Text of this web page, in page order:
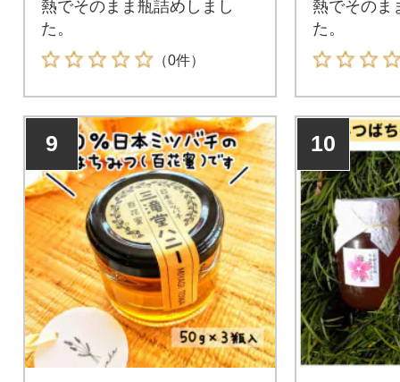
熱でそのまま瓶詰めしまし
た。
（0件）
熱でそのま
た。
9 10